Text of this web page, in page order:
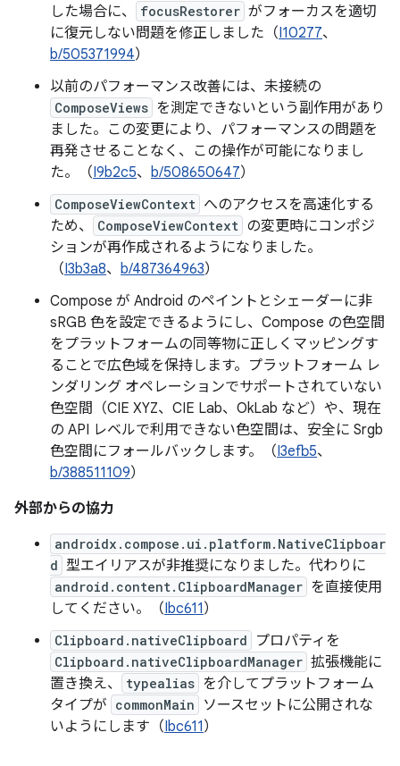
した場合に、
focusRestorer がフォーカスを適切
に復元しない問題を修正しました（I10277、
b/505371994）
以前のパフォーマンス改善には、未接続の
ComposeViews を測定できないという副作用があり
ました。この変更により、パフォーマンスの問題を
再発させることなく、この操作が可能になりまし
た。（I9b2c5、 b/508650647）
ComposeViewContext へのアクセスを高速化する
ため、
ComposeViewContext の変更時にコンポジ
ションが再作成されるようになりました。
（I3b3a8、 b/487364963）
Compose が Android のペイントとシェーダーに非
sRGB 色を設定できるようにし、Compose の色空間
をプラットフォームの同等物に正しくマッピングす
ることで広色域を保持します。プラットフォーム レ
ンダリング オペレーションでサポートされていない
色空間（CIE XYZ、CIE Lab、OkLab など）や、現在
の API レベルで利用できない色空間は、安全に Srgb
色空間にフォールバックします。（I3efb5、
b/388511109）
外部からの協力
androidx.compose.ui.platform.NativeClipboar
d 型エイリアスが非推奨になりました。代わりに
android.content.ClipboardManager を直接使用
してください。（Ibc611）
Clipboard.nativeClipboard プロパティを
Clipboard.nativeClipboardManager 拡張機能に
置き換え、
typealias を介してプラットフォーム
タイプが commonMain
ソースセットに公開されな
いようにします（Ibc611）